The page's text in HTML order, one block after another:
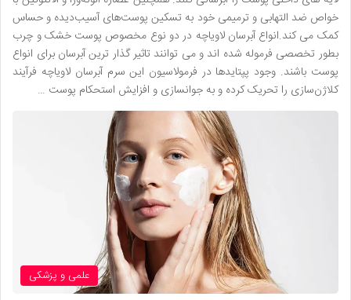
خواص ضد التهابی و ترمیمی خود به تسکین پوست‌های آسیب‌دیده و حساس
کمک می کند.انواع آبرسان لاویاچه در دو نوع مخصوص پوست خشک و چرب
بطور تخصصی فرموله شده اند و می توانند تاثیر گذار ترین آبرسان برای انواع
پوست باشند. وجود پپتایدها در فرمولاسیون این سرم آبرسان لاویاچه فرآیند
کلاژن‌سازی را تحریک کرده و به جوانسازی و افزایش استحکام پوست …
علمی و پزشکی